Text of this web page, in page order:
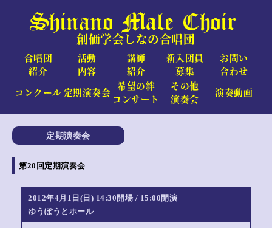
Shinano Male Choir
創価学会しなの合唱団
合唱団
紹介
活動
内容
講師
紹介
新入団員
募集
お問い
合わせ
コンクール定期演奏会
希望の絆
コンサート
その他
演奏会
演奏動画
定期演奏会
第20回定期演奏会
2012年4月1日(日) 14:30開場 / 15:00開演
ゆうぽうとホール